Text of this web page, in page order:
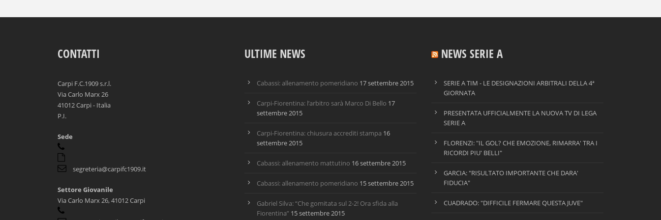
CONTATTI
Carpi F.C.1909 s.r.l.
Via Carlo Marx 26
41012 Carpi - Italia
P.I.
Sede
segreteria@carpifc1909.it
Settore Giovanile
Via Carlo Marx 26, 41012 Carpi
ULTIME NEWS
Cabassi: allenamento pomeridiano 17 settembre 2015
Carpi-Fiorentina: l’arbitro sarà Marco Di Bello 17
settembre 2015
Carpi-Fiorentina: chiusura accrediti stampa 16
settembre 2015
Cabassi: allenamento mattutino 16 settembre 2015
Cabassi: allenamento pomeridiano 15 settembre 2015
Gabriel Silva: “Che gomitata sul 2-2! Ora sfida alla
Fiorentina” 15 settembre 2015
NEWS SERIE A
SERIE A TIM - LE DESIGNAZIONI ARBITRALI DELLA 4ª
GIORNATA
PRESENTATA UFFICIALMENTE LA NUOVA TV DI LEGA
SERIE A
FLORENZI: "IL GOL? CHE EMOZIONE, RIMARRA' TRA I
RICORDI PIU' BELLI"
GARCIA: "RISULTATO IMPORTANTE CHE DARA'
FIDUCIA"
CUADRADO: "DIFFICILE FERMARE QUESTA JUVE"